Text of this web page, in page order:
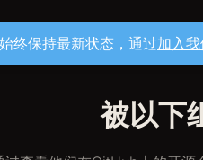
始终保持最新状态，通过加入
被以下